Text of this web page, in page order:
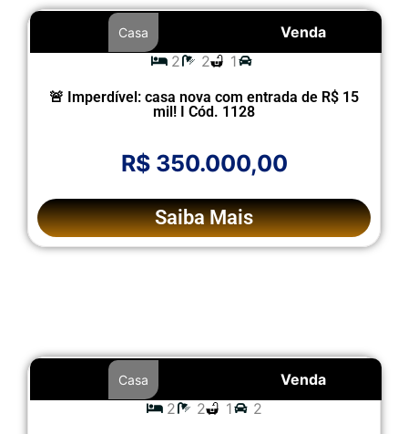
Venda
Casa
2 2 1
🚨 Imperdível: casa nova com entrada de R$ 15
mil! I Cód. 1128
R$ 350.000,00
Saiba Mais
Venda
Casa
2 2 1 2